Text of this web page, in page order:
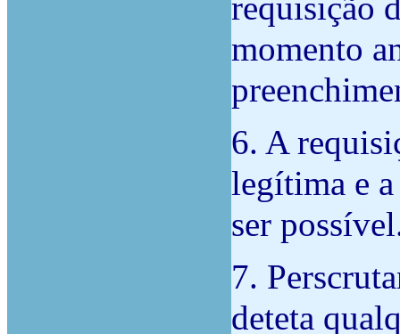
requisição
momento
6. A
legítima e
ser
7.
deteta